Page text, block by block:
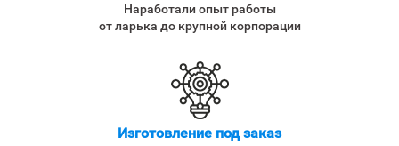
Наработали опыт работы
от ларька до крупной корпорации
Изготовление под заказ